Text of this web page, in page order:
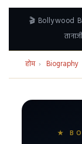
🎬 Bollywood
होम › Biography
★